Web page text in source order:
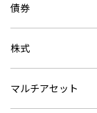
債券
株式
マルチアセット